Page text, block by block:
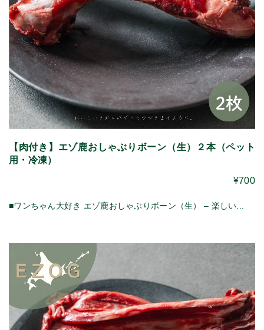
【肉付き】エゾ鹿おしゃぶりボーン（生）２本（ペット
用・冷凍）
¥700
■ワンちゃん大好き エゾ鹿おしゃぶりボーン（生） – 楽しい...